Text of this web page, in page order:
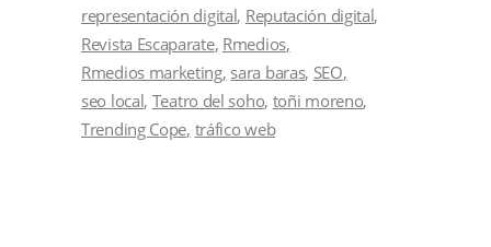
representación digital Reputación digital
Revista Escaparate Rmedios
Rmedios marketing sara baras SEO
seo local Teatro del soho toñi moreno
Trending Cope tráfico web